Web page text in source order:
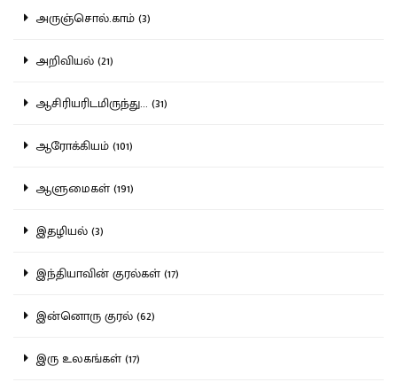
அருஞ்சொல்.காம் (3)
அறிவியல் (21)
ஆசிரியரிடமிருந்து... (31)
ஆரோக்கியம் (101)
ஆளுமைகள் (191)
இதழியல் (3)
இந்தியாவின் குரல்கள் (17)
இன்னொரு குரல் (62)
இரு உலகங்கள் (17)